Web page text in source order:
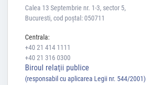
Calea 13 Septembrie nr. 1-3, sector 5,
Bucuresti, cod poștal: 050711
Centrala:
+40 21 414 1111
+40 21 316 0300
Biroul relaţii publice
(responsabil cu aplicarea Legii nr. 544/2001)